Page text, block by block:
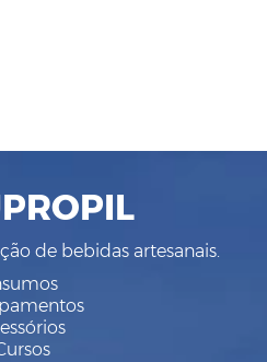
de bebidas artesanais.